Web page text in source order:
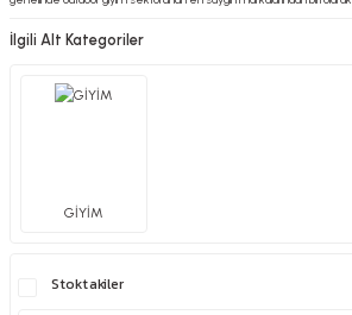
İlgili Alt Kategoriler
GİYİM
Stoktakiler